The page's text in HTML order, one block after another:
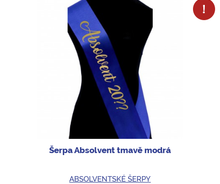
Šerpa Absolvent tmavě modrá
ABSOLVENTSKÉ ŠERPY